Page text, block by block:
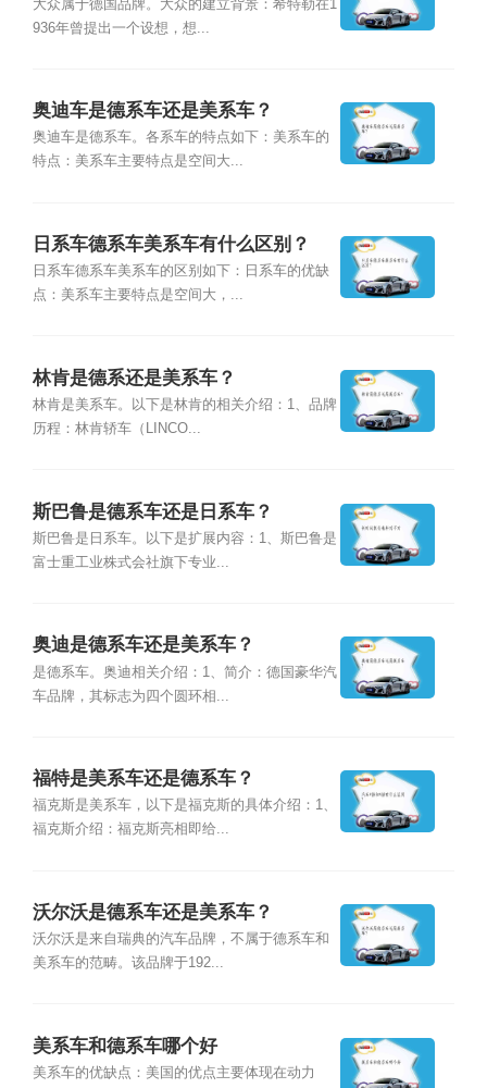
大众属于德国品牌。大众的建立背景：希特勒在1
936年曾提出一个设想，想...
奥迪车是德系车还是美系车？
奥迪车是德系车。各系车的特点如下：美系车的
特点：美系车主要特点是空间大...
日系车德系车美系车有什么区别？
日系车德系车美系车的区别如下：日系车的优缺
点：美系车主要特点是空间大，...
林肯是德系还是美系车？
林肯是美系车。以下是林肯的相关介绍：1、品牌
历程：林肯轿车（LINCO...
斯巴鲁是德系车还是日系车？
斯巴鲁是日系车。以下是扩展内容：1、斯巴鲁是
富士重工业株式会社旗下专业...
奥迪是德系车还是美系车？
是德系车。奥迪相关介绍：1、简介：德国豪华汽
车品牌，其标志为四个圆环相...
福特是美系车还是德系车？
福克斯是美系车，以下是福克斯的具体介绍：1、
福克斯介绍：福克斯亮相即给...
沃尔沃是德系车还是美系车？
沃尔沃是来自瑞典的汽车品牌，不属于德系车和
美系车的范畴。该品牌于192...
美系车和德系车哪个好
美系车的优缺点：美国的优点主要体现在动力